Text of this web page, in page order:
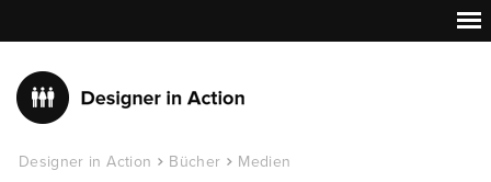
Designer in Action Bücher Medien